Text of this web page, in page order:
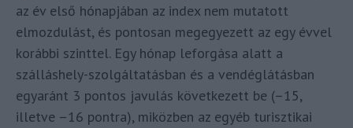
az év első hónapjában az index nem mutatott
elmozdulást, és pontosan megegyezett az egy évvel
korábbi szinttel. Egy hónap leforgása alatt a
szálláshely-szolgáltatásban és a vendéglátásban
egyaránt 3 pontos javulás következett be (–15,
illetve –16 pontra), miközben az egyéb turisztikai